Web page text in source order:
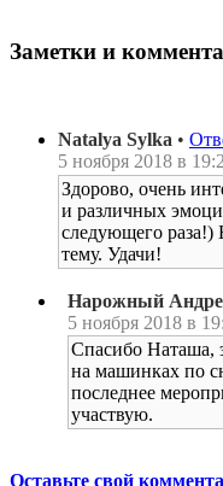
Заметки и
Natalya Sylka •
5 ноября 2018 в
Здорово, очень
и различных
следующего раза!)
тему. Удачи!
Нарожный
5 ноября 2018 в
Спасибо Наташа,
на машинках по
последнее
участвую.
Оставьте свой